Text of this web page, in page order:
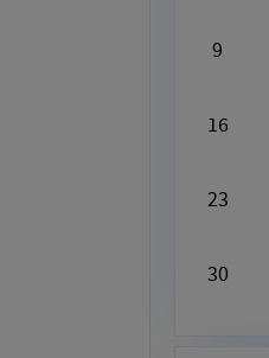
9
16
23
30